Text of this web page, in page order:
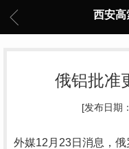
西安高
俄铝批准
[发布日期
外媒12月23日消息，